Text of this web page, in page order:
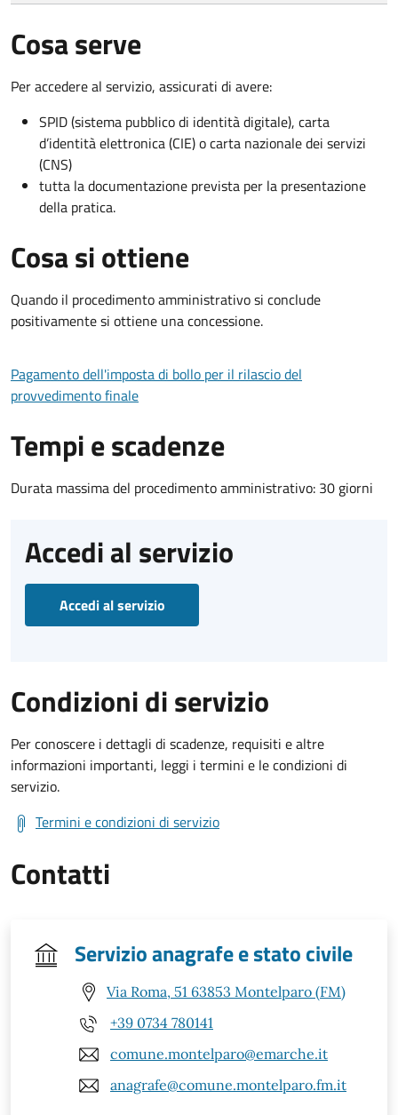
Cosa serve
Per accedere al servizio, assicurati di avere:
SPID (sistema pubblico di identità digitale), carta
d’identità elettronica (CIE) o carta nazionale dei servizi
(CNS)
tutta la documentazione prevista per la presentazione
della pratica.
Cosa si ottiene
Quando il procedimento amministrativo si conclude
positivamente si ottiene una concessione.
Pagamento dell'imposta di bollo per il rilascio del
provvedimento finale
Tempi e scadenze
Durata massima del procedimento amministrativo: 30 giorni
Accedi al servizio
Accedi al servizio
Condizioni di servizio
Per conoscere i dettagli di scadenze, requisiti e altre
informazioni importanti, leggi i termini e le condizioni di
servizio.
Termini e condizioni di servizio
Contatti
Servizio anagrafe e stato civile
Via Roma, 51 63853 Montelparo (FM)
+39 0734 780141
comune.montelparo@emarche.it
anagrafe@comune.montelparo.fm.it